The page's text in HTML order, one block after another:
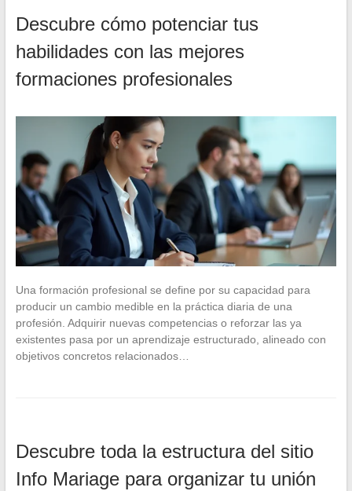
Descubre cómo potenciar tus
habilidades con las mejores
formaciones profesionales
Una formación profesional se define por su capacidad para
producir un cambio medible en la práctica diaria de una
profesión. Adquirir nuevas competencias o reforzar las ya
existentes pasa por un aprendizaje estructurado, alineado con
objetivos concretos relacionados…
Descubre toda la estructura del sitio
Info Mariage para organizar tu unión